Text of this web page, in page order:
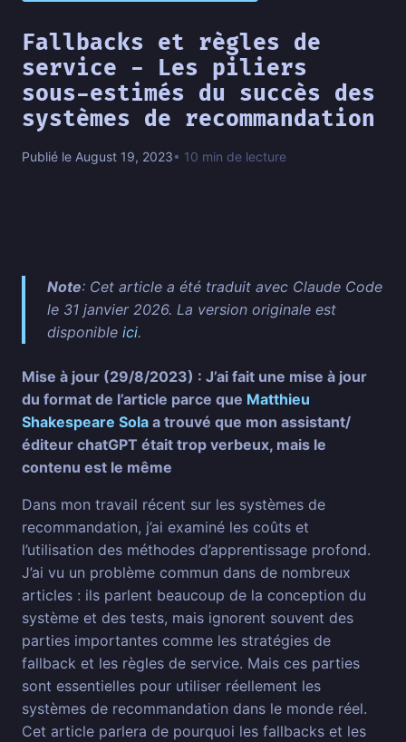
Fallbacks et règles de
service - Les piliers
sous-estimés du succès des
systèmes de recommandation
Publié le August 19, 2023• 10 min de lecture
Note: Cet article a été traduit avec Claude Code
le 31 janvier 2026. La version originale est
disponible ici.
Mise à jour (29/8/2023) : J’ai fait une mise à jour
du format de l’article parce que Matthieu
Shakespeare Sola a trouvé que mon assistant/
éditeur chatGPT était trop verbeux, mais le
contenu est le même
Dans mon travail récent sur les systèmes de
recommandation, j’ai examiné les coûts et
l’utilisation des méthodes d’apprentissage profond.
J’ai vu un problème commun dans de nombreux
articles : ils parlent beaucoup de la conception du
système et des tests, mais ignorent souvent des
parties importantes comme les stratégies de
fallback et les règles de service. Mais ces parties
sont essentielles pour utiliser réellement les
systèmes de recommandation dans le monde réel.
Cet article parlera de pourquoi les fallbacks et les